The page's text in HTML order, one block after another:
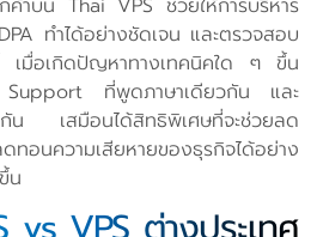
ค้าบน Thai VPS ช่วยให้การบริหาร
ทำได้อย่างชัดเจน และตรวจสอบ
เมื่อเกิดปัญหาทางเทคนิคใด ๆ ขึ้น
Support ที่พูดภาษาเดียวกัน และ
วกัน เสมือนได้สิทธิพิเศษที่จะช่วยลด
นความเสียหายของธุรกิจได้อย่าง
น